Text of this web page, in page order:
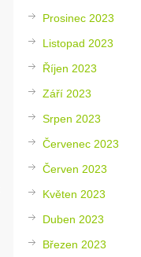
Prosinec 2023
Listopad 2023
Říjen 2023
Září 2023
Srpen 2023
Červenec 2023
Červen 2023
Květen 2023
Duben 2023
Březen 2023